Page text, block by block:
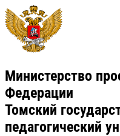
Министерство
Федерации
Томский
педагогический